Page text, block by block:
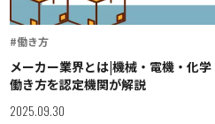
#働き方
メーカー業界とは|機械・電機・化
働き方を認定機関が解説
2025.09.30